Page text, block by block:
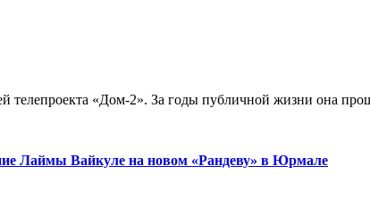
телепроекта «Дом-2». За годы публичной жизни она
Лаймы Вайкуле на новом «Рандеву» в Юрмале